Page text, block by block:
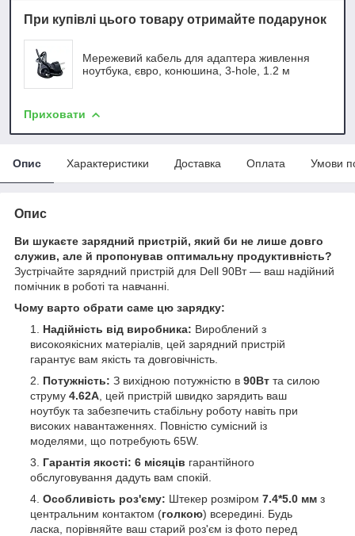
При купівлі цього товару отримайте подарунок
Мережевий кабель для адаптера живлення
ноутбука, євро, конюшина, 3-hole, 1.2 м
Приховати
Опис Характеристики Доставка Оплата Умови
Опис
Ви шукаєте зарядний пристрій, який би не лише довго
служив, але й пропонував оптимальну продуктивність?
Зустрічайте зарядний пристрій для Dell 90Вт — ваш надійний
помічник в роботі та навчанні.
Чому варто обрати саме цю зарядку:
Надійність від виробника: Вироблений з
високоякісних матеріалів, цей зарядний пристрій
гарантує вам якість та довговічність.
Потужність: З вихідною потужністю в 90Вт та силою
струму 4.62А , цей пристрій швидко зарядить ваш
ноутбук та забезпечить стабільну роботу навіть при
високих навантаженнях. Повністю сумісний із
моделями, що потребують 65W.
Гарантія якості: 6 місяців гарантійного
обслуговування дадуть вам спокій.
Особливість роз'єму: Штекер розміром 7.4*5.0 мм з
центральним контактом (голкою) всередині. Будь
ласка, порівняйте ваш старий роз'єм із фото перед